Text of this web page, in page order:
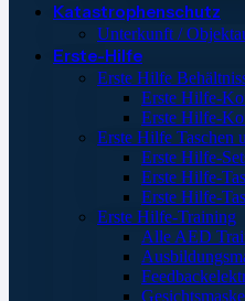
Katastrophenschutz
Unterkunft /
Erste-Hilfe
Erste Hilfe
Erste Hilfe-
Erste Hilfe-
Erste Hilfe Taschen
Erste Hilfe-
Erste Hilfe-
Erste Hilfe-
Erste Hilfe-Training
Alle AED